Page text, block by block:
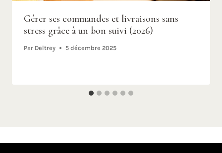
Gérer ses commandes et livraisons sans
stress grâce à un bon suivi (2026)
Par Deltrey 5 décembre 2025